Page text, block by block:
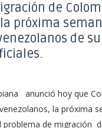
de
próxima
de
anunció hoy que
la próxima
de migración